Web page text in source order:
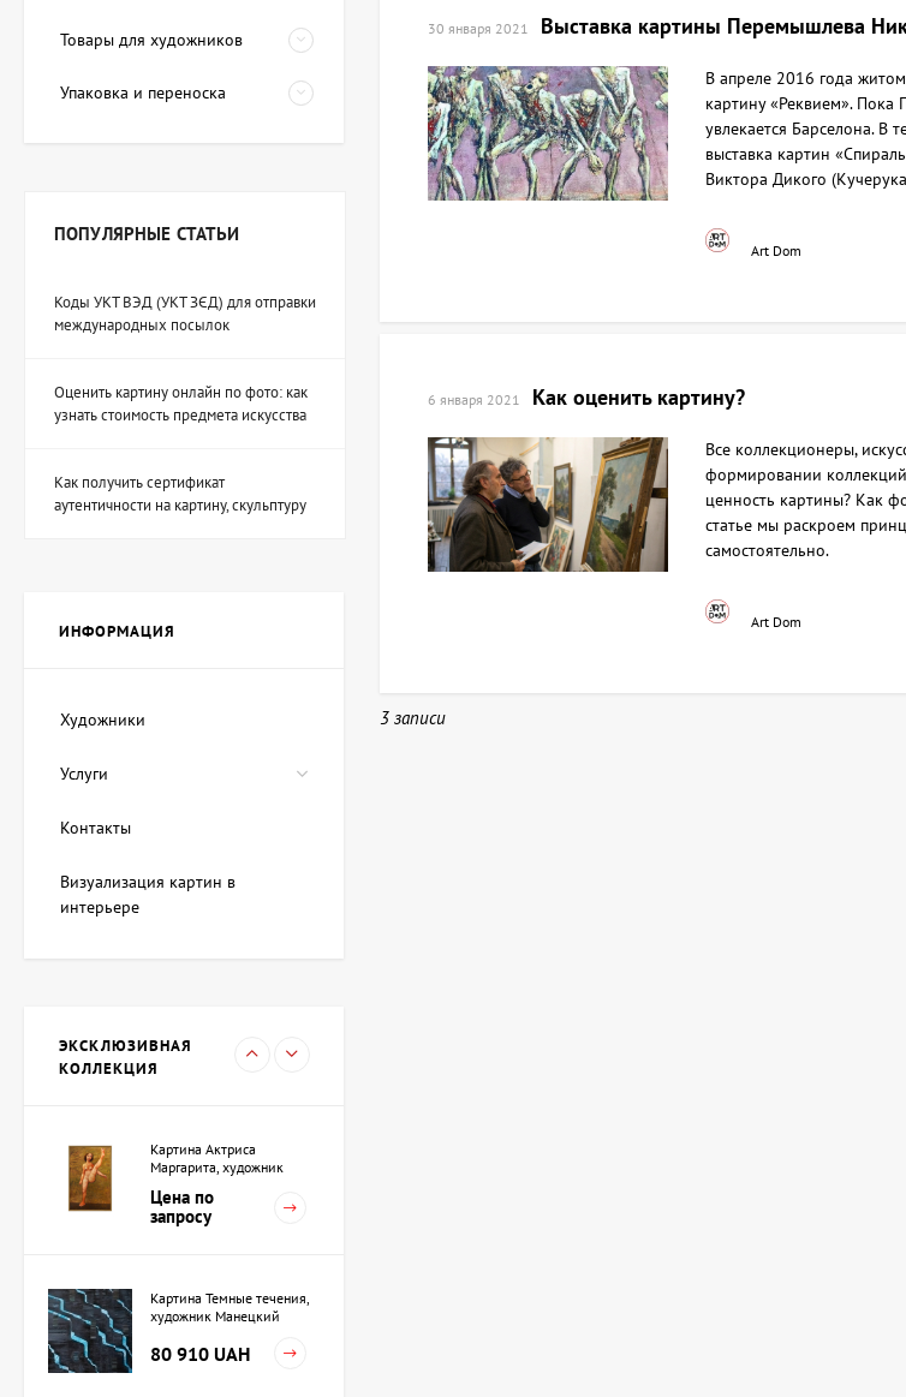
30 января 2021 Выставка картины Перемышлева
В апреле 2016 года
картину «Реквием». Пока
увлекается Барселона. В
выставка картин
Виктора Дикого
Art Dom
6 января 2021 Как оценить картину?
Все коллекционеры,
формировании
ценность картины? Как
статье мы раскроем
самостоятельно.
Art Dom
3 записи
Товары для художников
Упаковка и переноска
ПОПУЛЯРНЫЕ СТАТЬИ
Коды УКТ ВЭД (УКТ ЗЄД) для отправки
международных посылок
Оценить картину онлайн по фото: как
узнать стоимость предмета искусства
Как получить сертификат
аутентичности на картину, скульптуру
ИНФОРМАЦИЯ
Художники
Услуги
Контакты
Визуализация картин в
интерьере
ЭКСКЛЮЗИВНАЯ
КОЛЛЕКЦИЯ
Скульптура Охотник на
фей, автор Шевчук
80 910 UAH
Виктория
Дмитрий
38 208 UAH
Картина Актриса
Маргарита, художник
Цена по
запросу
Картина Темные течения,
художник Манецкий
80 910 UAH